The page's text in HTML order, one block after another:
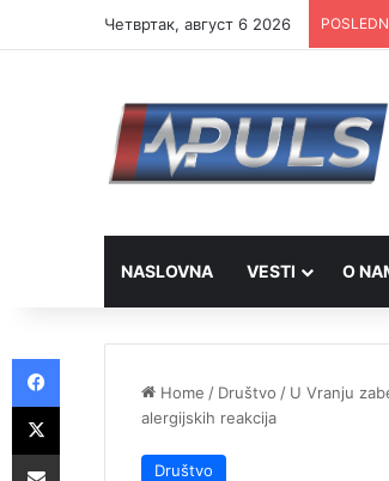
Четвртак, август 6 2026
NASLOVNA VESTI O
Home / Društvo / U Vranju
alergijskih reakcija
Društvo
Facebook
X
Share via Email